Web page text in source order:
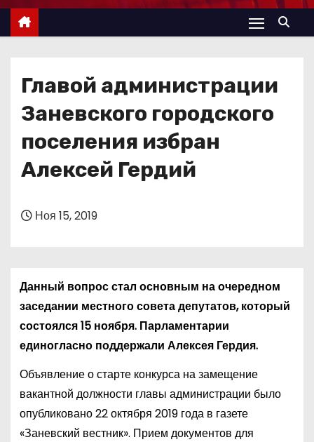
ж
Главой администрации
Заневского городского
поселения избран
Алексей Гердий
Ноя 15, 2019
Данный вопрос стал основным на очередном
заседании местного совета депутатов, который
состоялся 15 ноября. Парламентарии
единогласно поддержали Алексея Гердия.
Объявление о старте конкурса на замещение
вакантной должности главы администрации было
опубликовано 22 октября 2019 года в газете
«Заневский вестник». Прием документов для